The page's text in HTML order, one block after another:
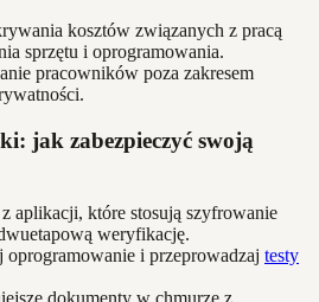
kosztów związanych z pracą
sprzętu i oprogramowania.
pracowników poza zakresem
jak zabezpieczyć swoją
aplikacji, które stosują szyfrowanie
weryfikację.
oprogramowanie i przeprowadzaj testy
dokumenty w chmurze z